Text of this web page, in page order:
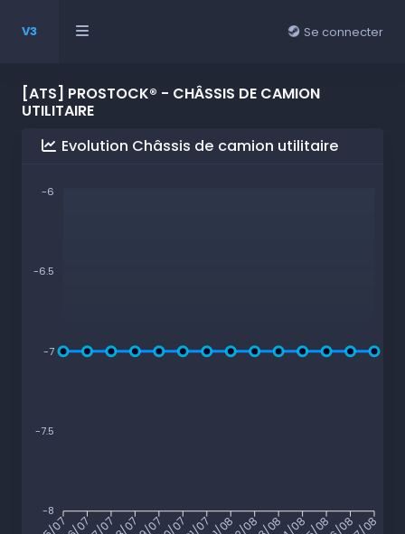
V3 Se connecter
[ATS] PROSTOCK® - CHÂSSIS DE CAMION
UTILITAIRE
Evolution Châssis de camion utilitaire
-6
-6.5
-7
-7.5
-8